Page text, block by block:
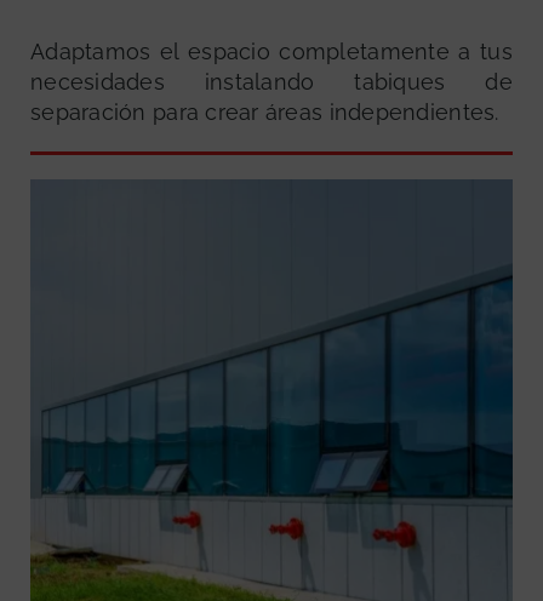
Adaptamos el espacio completamente a tus
necesidades instalando tabiques de
separación para crear áreas independientes.